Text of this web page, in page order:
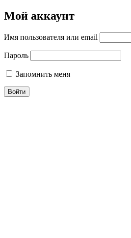
Мой аккаунт
Имя пользователя или email
Пароль
Запомнить меня